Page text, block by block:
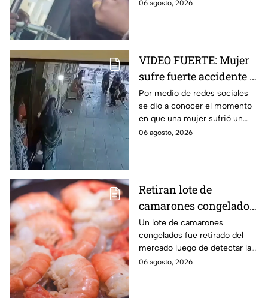
06 agosto, 2026
VIDEO FUERTE: Mujer
sufre fuerte accidente a
los pocos segundos de
haber salido del
hospital
Por medio de redes sociales
se dio a conocer el momento
en que una mujer sufrió un
fuerte accidente a los pocos
06 agosto, 2026
Retiran lote de
camarones congelados
por riesgo sanitario;
detectan salmonella en
España
Un lote de camarones
congelados fue retirado del
mercado luego de detectar la
presencia de salmonella, una
06 agosto, 2026